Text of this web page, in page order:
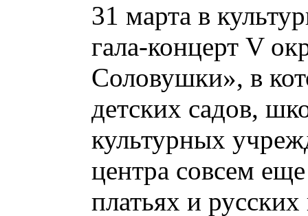
31 марта в
гала-концерт V
Соловушки», в
детских садов,
культурных
центра совсем
платьях и